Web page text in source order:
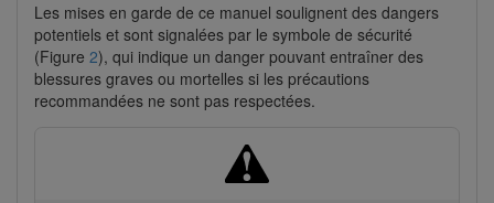
Les mises en garde de ce manuel soulignent des dangers
potentiels et sont signalées par le symbole de sécurité
(Figure 2), qui indique un danger pouvant entraîner des
blessures graves ou mortelles si les précautions
recommandées ne sont pas respectées.